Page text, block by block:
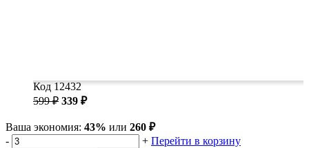
Код 12432
599 ₽ 339 ₽
Ваша экономия: 43% или 260 ₽
-
+ Перейти в корзину